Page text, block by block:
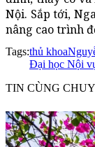
Nội. Sắp tới,
nâng cao trình
Tags:thủ khoa
Đại học Nội
TIN CÙNG